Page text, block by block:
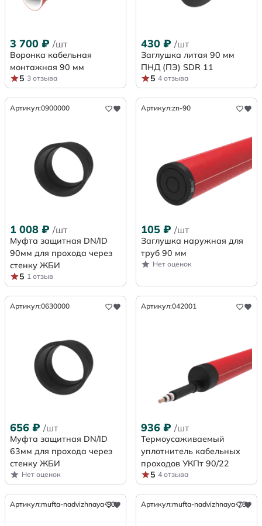
3 700 ₽ /шт
Воронка кабельная
монтажная 90 мм
5 3 отзыва
430 ₽ /шт
Заглушка литая 90 мм
ПНД (ПЭ) SDR 11
5 4 отзыва
Артикул:0900000
1 008 ₽ /шт
Муфта защитная DN/ID
90мм для прохода через
стенку ЖБИ
5 1 отзыв
Артикул:zn-90
105 ₽ /шт
Заглушка наружная для
труб 90 мм
Нет оценок
Артикул:0630000
656 ₽ /шт
Муфта защитная DN/ID
63мм для прохода через
стенку ЖБИ
Нет оценок
Артикул:042001
936 ₽ /шт
Термоусаживаемый
уплотнитель кабельных
проходов УКПт 90/22
5 4 отзыва
Артикул:mufta-nadvizhnaya-90 Артикул:mufta-nadvizhnaya-75